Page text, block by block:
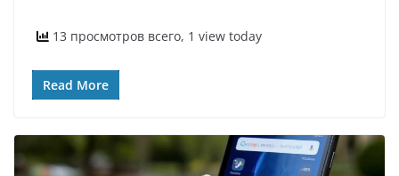
13 просмотров всего, 1 view today
Read More